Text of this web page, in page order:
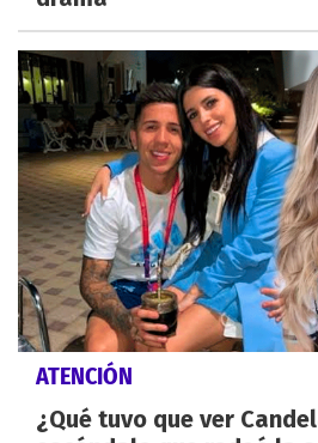
ATENCIÓN
¿Qué tuvo que ver